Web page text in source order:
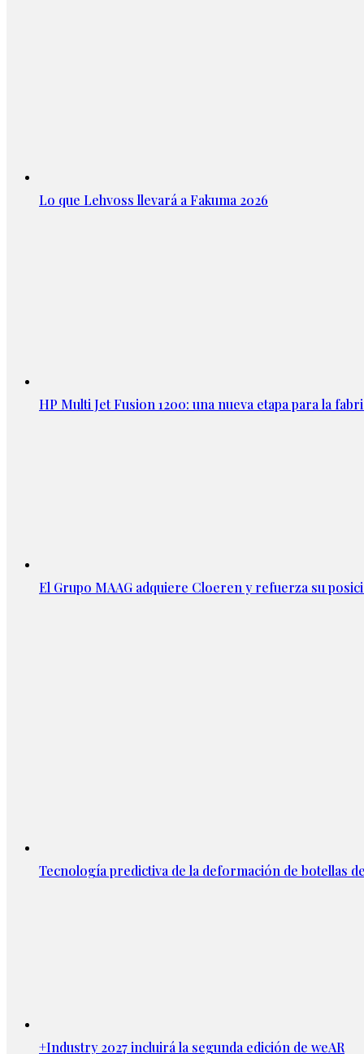
Lo que Lehvoss llevará a Fakuma 2026
HP Multi Jet Fusion 1200: una nueva etapa para la
El Grupo MAAG adquiere Cloeren y refuerza su
Tecnología predictiva de la deformación de botellas
+Industry 2027 incluirá la segunda edición de weAR